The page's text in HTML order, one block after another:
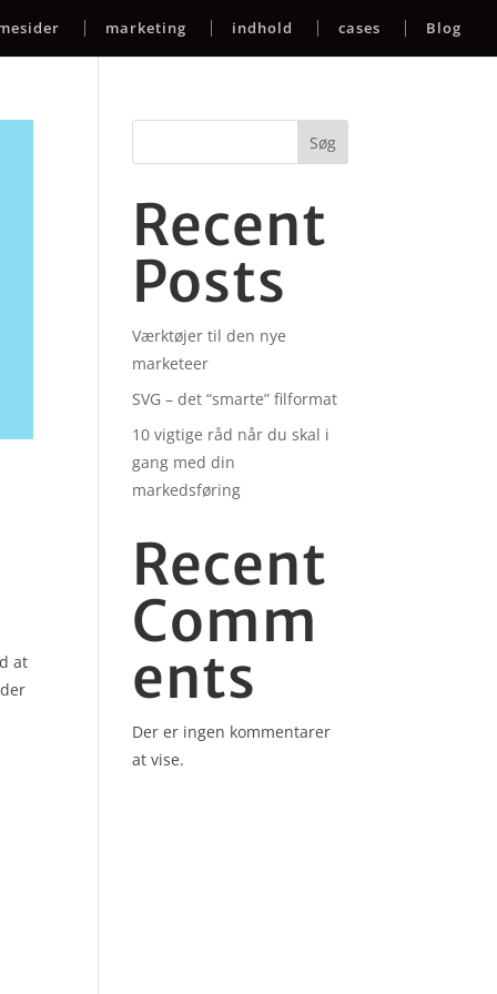
marketing indhold cases Blog
at
Søg
Recent
Posts
Værktøjer til den nye
marketeer
SVG – det “smarte” filformat
10 vigtige råd når du skal i
gang med din
markedsføring
Recent
Comm
ents
Der er ingen kommentarer
at vise.